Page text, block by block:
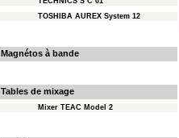
TOSHIBA AUREX System 12
Magnétos à bande
Tables de mixage
Mixer TEAC Model 2